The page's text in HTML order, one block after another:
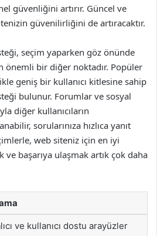
güvenliğini artırır. Güncel ve
güvenilirliğini de artıracaktır.
seçim yaparken göz önünde
önemli bir diğer noktadır. Popüler
geniş bir kullanıcı kitlesine sahip
bulunur. Forumlar ve sosyal
diğer kullanıcıların
sorularınıza hızlıca yanıt
web siteniz için en iyi
ve başarıya ulaşmak artık çok daha
ve kullanıcı dostu arayüzler